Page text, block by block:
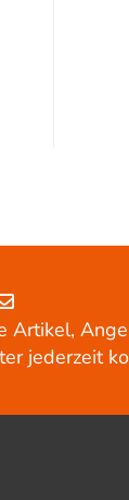
Artikel,
jederzeit